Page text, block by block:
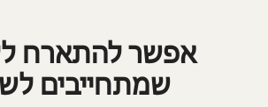
אפשר להתארח
שמתחייבים
0 מתוך 0